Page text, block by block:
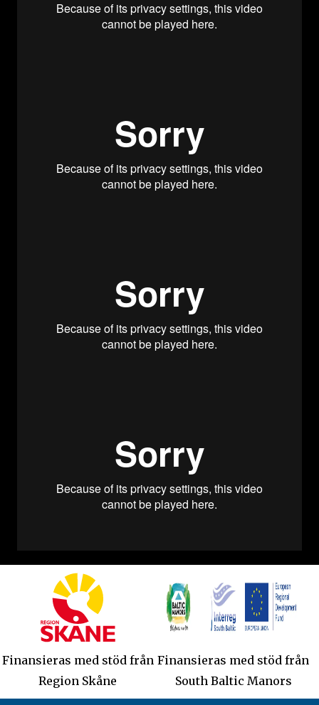
Finansieras med stöd från
Region Skåne
Finansieras med stöd från
South Baltic Manors